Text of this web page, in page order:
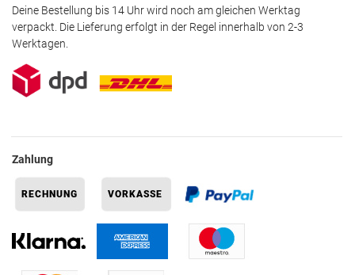
Deine Bestellung bis 14 Uhr wird noch am gleichen Werktag
verpackt. Die Lieferung erfolgt in der Regel innerhalb von 2-3
Werktagen.
Zahlung